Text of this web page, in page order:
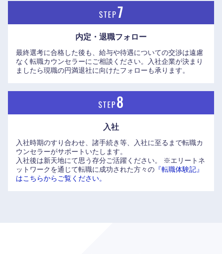
内定・退職フォロー
最終選考に合格した後も、給与や待遇についての交渉は遠慮
なく転職カウンセラーにご相談ください。入社企業が決まり
ましたら現職の円満退社に向けたフォローも承ります。
入社
入社時期のすり合わせ、諸手続き等、入社に至るまで転職カ
ウンセラーがサポートいたします。
入社後は新天地にて思う存分ご活躍ください。
※エリートネ
ットワークを通じて転職に成功された方々の 『転職体験記』
はこちらからご覧ください。